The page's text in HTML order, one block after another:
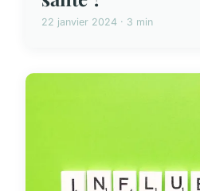
22 janvier 2024 · 3 min